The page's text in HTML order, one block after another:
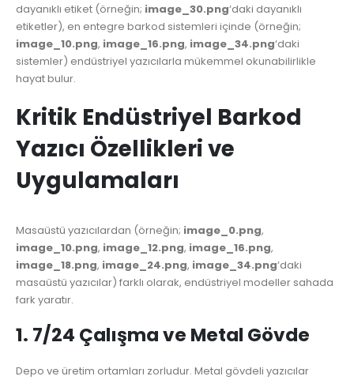
dayanıklı etiket (örneğin; image_30.png‘daki dayanıklı
etiketler), en entegre barkod sistemleri içinde (örneğin;
image_10.png, image_16.png, image_34.png‘daki
sistemler) endüstriyel yazıcılarla mükemmel okunabilirlikle
hayat bulur.
Kritik Endüstriyel Barkod
Yazıcı Özellikleri ve
Uygulamaları
Masaüstü yazıcılardan (örneğin; image_0.png,
image_10.png, image_12.png, image_16.png,
image_18.png, image_24.png, image_34.png‘daki
masaüstü yazıcılar) farklı olarak, endüstriyel modeller sahada
fark yaratır.
1. 7/24 Çalışma ve Metal Gövde
Depo ve üretim ortamları zorludur. Metal gövdeli yazıcılar